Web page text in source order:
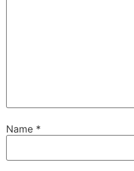
Name *